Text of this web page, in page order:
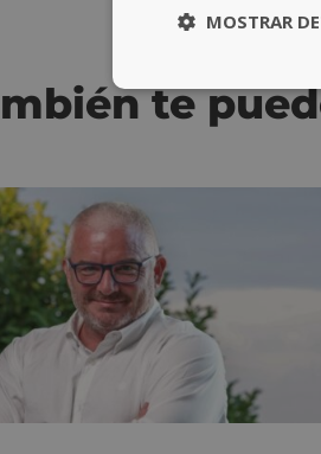
te
MOSTRAR